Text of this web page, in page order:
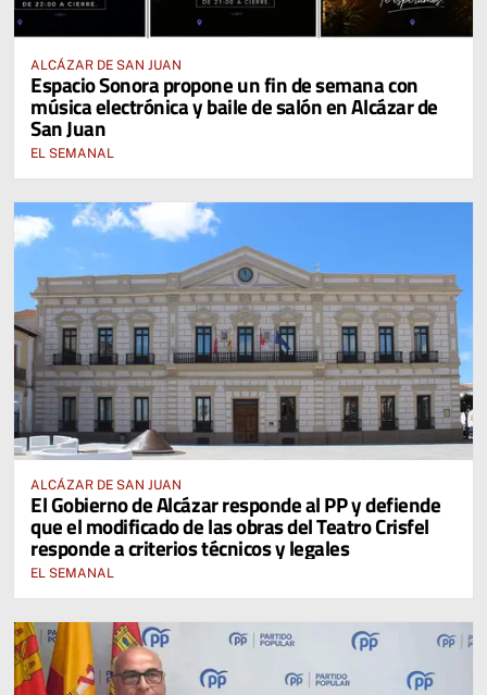
ALCÁZAR DE SAN JUAN
Espacio Sonora propone un fin de semana con
música electrónica y baile de salón en Alcázar de
San Juan
EL SEMANAL
ALCÁZAR DE SAN JUAN
El Gobierno de Alcázar responde al PP y defiende
que el modificado de las obras del Teatro Crisfel
responde a criterios técnicos y legales
EL SEMANAL